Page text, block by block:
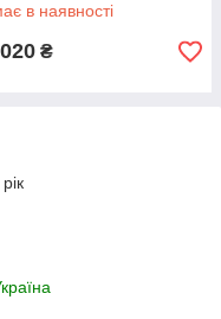
в наявності
₴